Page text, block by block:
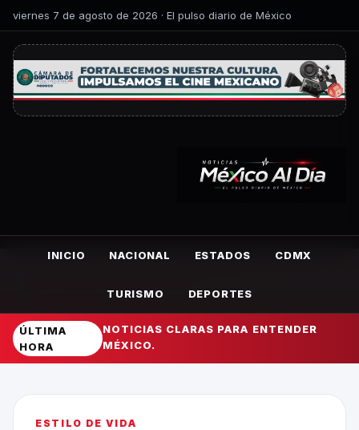
viernes 7 de agosto de 2026 · El pulso diario de México
INICIO NACIONAL ESTADOS CDMX
TURISMO DEPORTES
ÚLTIMA
HORA
NOTICIAS CLARAS PARA ENTENDER
MÉXICO.
ESTILO DE VIDA